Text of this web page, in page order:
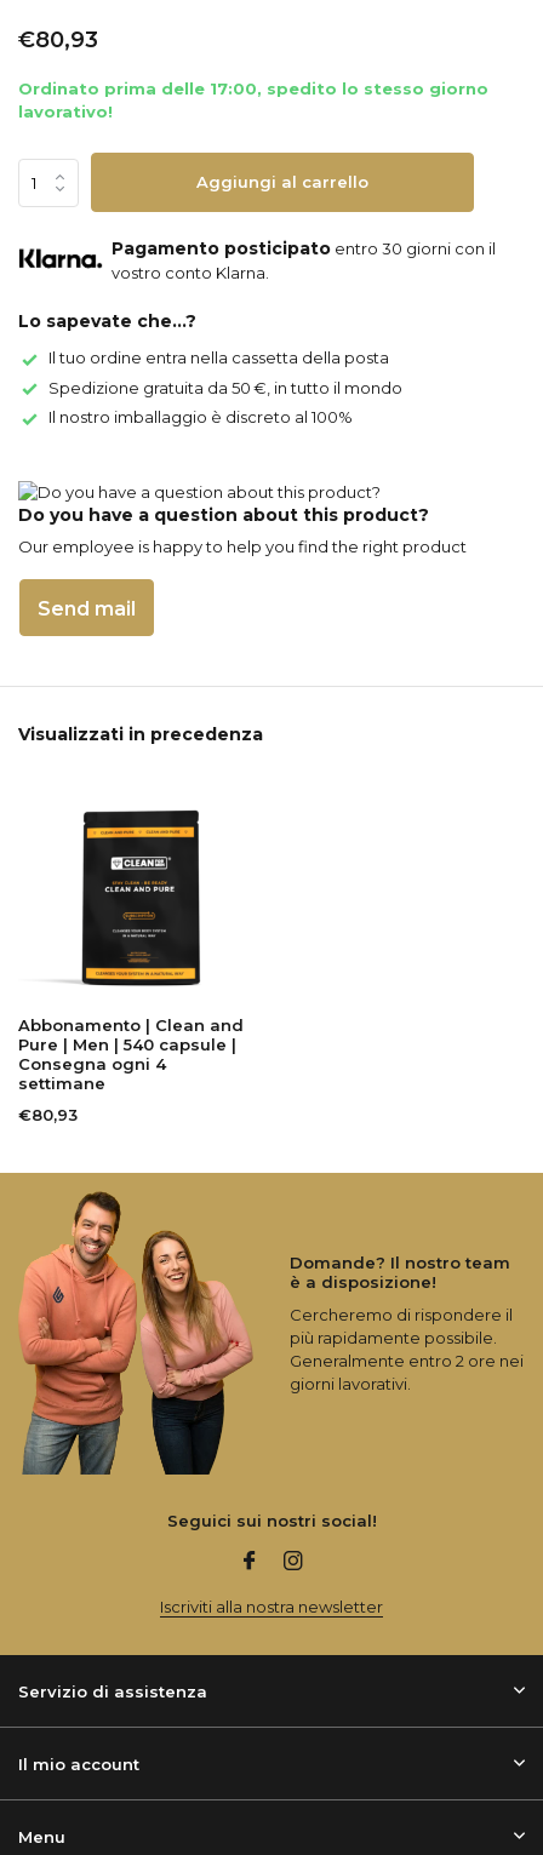
€80,93
Ordinato prima delle 17:00, spedito lo stesso giorno
lavorativo!
Aggiungi al carrello
Pagamento posticipato entro 30 giorni con il
vostro conto Klarna.
Lo sapevate che...?
Il tuo ordine entra nella cassetta della posta
Spedizione gratuita da 50 €, in tutto il mondo
Il nostro imballaggio è discreto al 100%
Do you have a question about this product?
Our employee is happy to help you find the right product
Send mail
Visualizzati in precedenza
Abbonamento | Clean and
Pure | Men | 540 capsule |
Consegna ogni 4
settimane
€80,93
Domande? Il nostro team
è a disposizione!
Cercheremo di rispondere il
più rapidamente possibile.
Generalmente entro 2 ore nei
giorni lavorativi.
Seguici sui nostri social!
Iscriviti alla nostra newsletter
Servizio di assistenza
Il mio account
Menu